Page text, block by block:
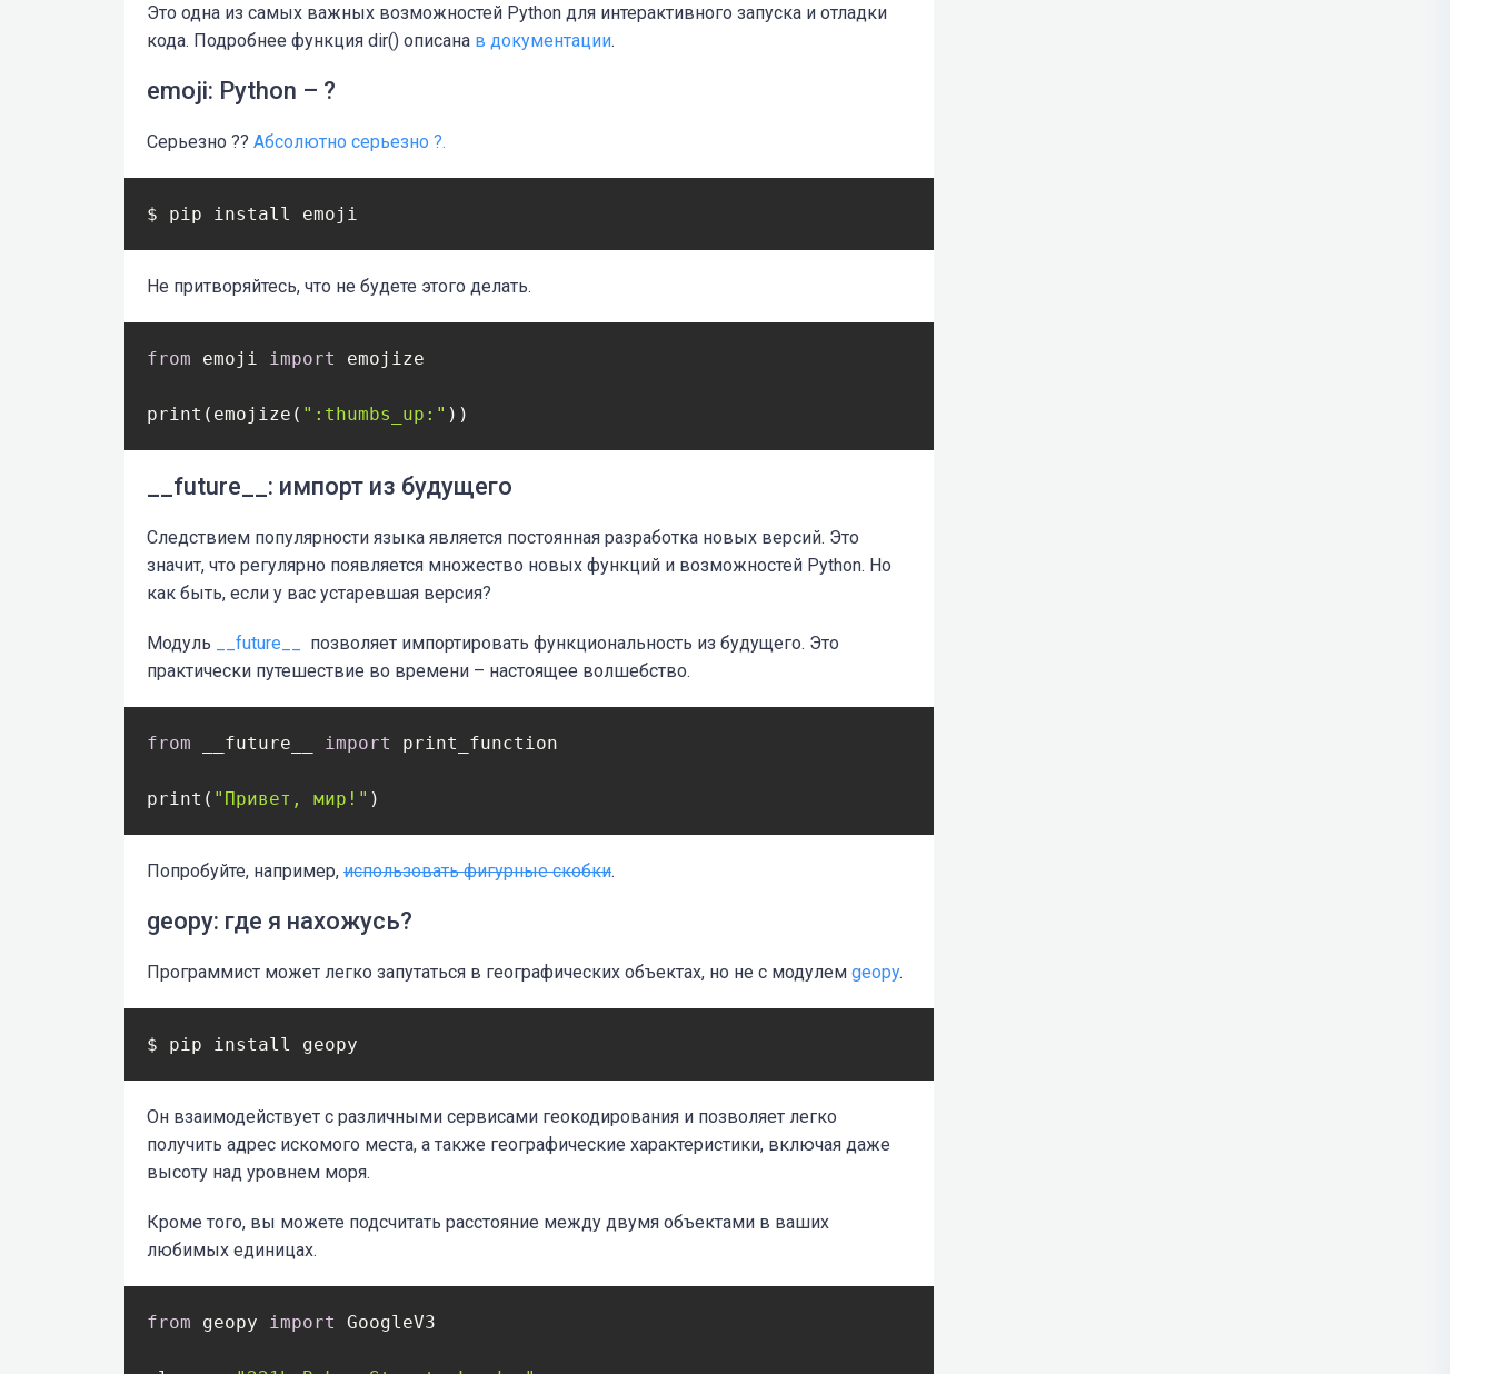
Это одна из самых важных возможностей Python для интерактивного запуска и отладки
кода. Подробнее функция dir() описана в документации.
emoji: Python – ?
Серьезно ?? Абсолютно серьезно ?.
$ pip install emoji
Не притворяйтесь, что не будете этого делать.
from emoji import emojize
print(emojize( ":thumbs_up:" ))
__future__: импорт из будущего
Следствием популярности языка является постоянная разработка новых версий. Это
значит, что регулярно появляется множество новых функций и возможностей Python. Но
как быть, если у вас устаревшая версия?
Модуль __future__
позволяет импортировать функциональность из будущего. Это
практически путешествие во времени – настоящее волшебство.
from __future__ import print_function
print( "Привет, мир!" )
Попробуйте, например, использовать фигурные скобки.
geopy: где я нахожусь?
Программист может легко запутаться в географических объектах, но не с модулем geopy.
$ pip install geopy
Он взаимодействует с различными сервисами геокодирования и позволяет легко
получить адрес искомого места, а также географические характеристики, включая даже
высоту над уровнем моря.
Кроме того, вы можете подсчитать расстояние между двумя объектами в ваших
любимых единицах.
from geopy import GoogleV3